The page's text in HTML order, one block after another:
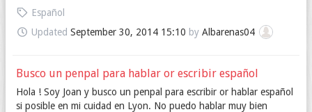
Español
Updated September 30, 2014 15:10 by Albarenas04
Busco un penpal para hablar or escribir español
Hola ! Soy Joan y busco un penpal para escribir or hablar español
si posible en mi cuidad en Lyon. No puedo hablar muy bien